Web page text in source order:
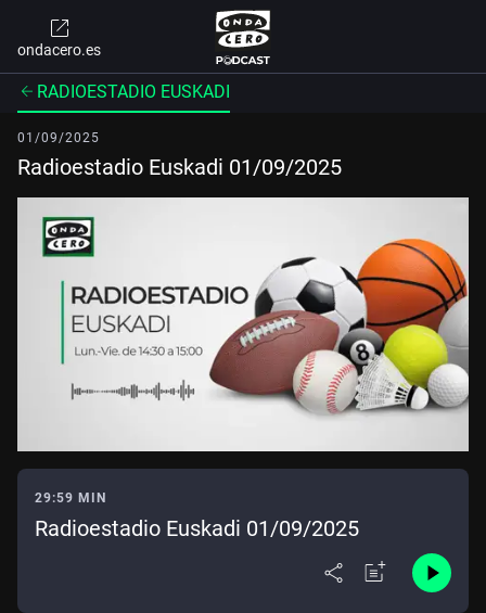
ondacero.es
RADIOESTADIO EUSKADI
01/09/2025
Radioestadio Euskadi 01/09/2025
29:59 MIN
Radioestadio Euskadi 01/09/2025